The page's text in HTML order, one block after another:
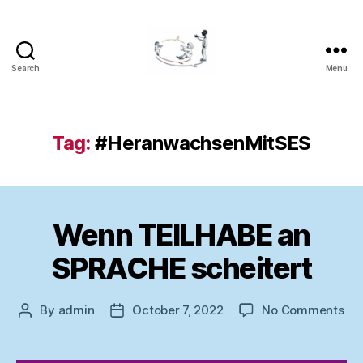
Search Menu
Tag: #HeranwachsenMitSES
Wenn TEILHABE an
SPRACHE scheitert
Post
By admin
PostOctober 7, 2022 No Commentson